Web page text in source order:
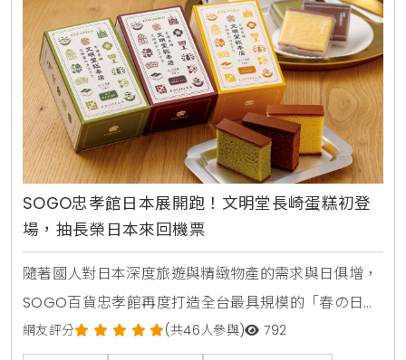
SOGO忠孝館日本展開跑！文明堂長崎蛋糕初登
場，抽長榮日本來回機票
隨著國人對日本深度旅遊與精緻物產的需求與日俱增，
SOGO百貨忠孝館再度打造全台最具規模的「春の日本
展」，本次不僅集結近百家品牌，更邀請多達46位職人
網友評分 (共46人參與) 792